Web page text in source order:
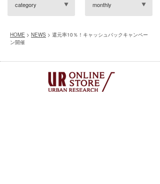
category monthly
HOME > NEWS > 還元率10％！キャッシュバックキャンペー
ン開催